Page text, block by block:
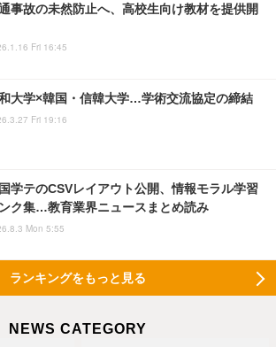
事故の未然防止へ、高校生向け教材を提供開
Fri 16:45
大学×韓国・信韓大学…学術交流協定の締結
Fri 19:16
学テのCSVレイアウト公開、情報モラル学習
ク集…教育業界ニュースまとめ読み
Mon 5:55
ランキングをもっと見る
NEWS CATEGORY